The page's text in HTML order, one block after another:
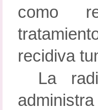
como
recidiva
La